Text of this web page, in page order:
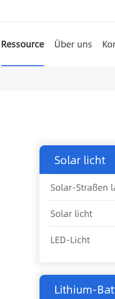
Ressource Über uns
Solar licht
Solar-Straßen
Solar licht
LED-Licht
Lithium-